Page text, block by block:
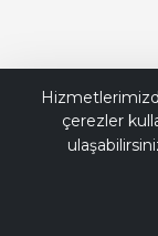
çerezler